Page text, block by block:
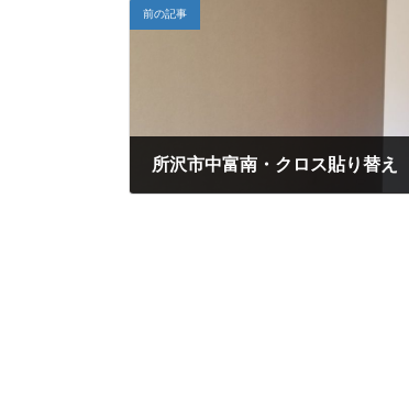
前の記事
所沢市中富南・クロス貼り替え